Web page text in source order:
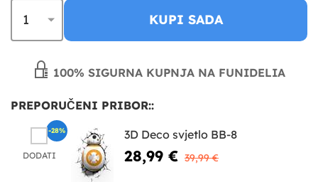
KUPI SADA
100% SIGURNA KUPNJA NA FUNIDELIA
PREPORUČENI PRIBOR::
DODATI
3D Deco svjetlo BB-8
28,99 € 39,99 €
-28%